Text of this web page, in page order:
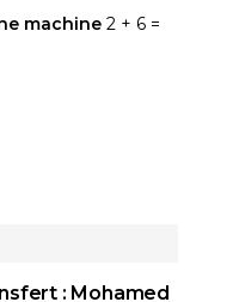
machine 2 + 6 =
: Mohamed